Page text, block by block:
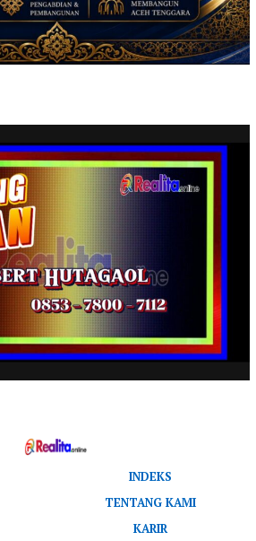
INDEKS
TENTANG KAMI
KARIR